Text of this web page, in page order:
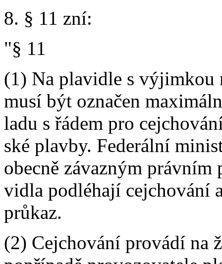
8. § 11 zní:
"§ 11
(1) Na plavidle s výjimkou
musí být označen
ladu s řádem pro
ské plavby. Federální
obecně závazným právním
vidla podléhají cejchování
průkaz.
(2) Cejchování provádí na